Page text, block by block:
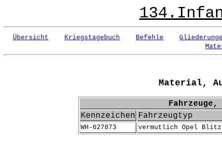
Übersicht Kriegstagebuch Befehle
Material,
Kennzeichen Fahrzeugtyp
WH-627873 vermutlich Opel